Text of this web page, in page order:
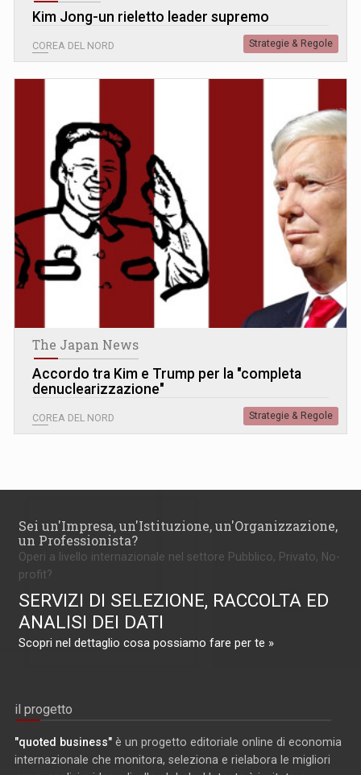
Kim Jong-un rieletto leader supremo
COREA DEL NORD Strategie & Regole
The Japan News
Accordo tra Kim e Trump per la "completa
denuclearizzazione"
COREA DEL NORD Strategie & Regole
Sei un'Impresa, un'Istituzione, un'Organizzazione,
un Professionista?
Operi a livello internazionale nel settore Pubblico, Privato, No-
profit?
SERVIZI DI SELEZIONE, RACCOLTA ED
ANALISI DEI DATI
Scopri nel dettaglio cosa possiamo fare per te »
il progetto
"quoted business" è un progetto editoriale online di economia
internazionale che monitora, seleziona e rielabora le migliori